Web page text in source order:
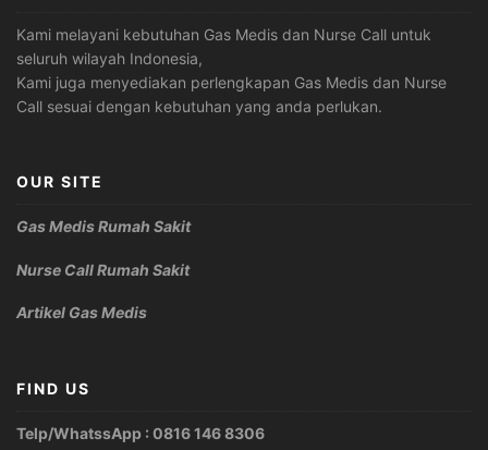
Kami melayani kebutuhan Gas Medis dan Nurse Call untuk
seluruh wilayah Indonesia,
Kami juga menyediakan perlengkapan Gas Medis dan Nurse
Call sesuai dengan kebutuhan yang anda perlukan.
OUR SITE
Gas Medis Rumah Sakit
Nurse Call Rumah Sakit
Artikel Gas Medis
FIND US
Telp/WhatssApp : 0816 146 8306